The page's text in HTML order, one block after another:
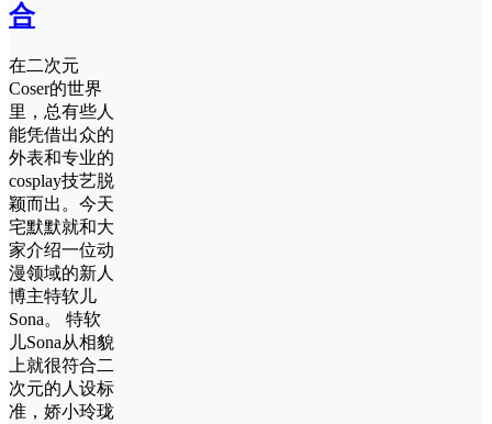
合
在二次元
Coser的世界
里，总有些人
能凭借出众的
外表和专业的
cosplay技艺脱
颖而出。今天
宅默默就和大
家介绍一位动
漫领域的新人
博主特软儿
Sona。 特软
儿Sona从相貌
上就很符合二
次元的人设标
准，娇小玲珑